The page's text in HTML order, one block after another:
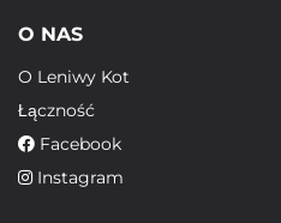
O NAS
O Leniwy Kot
Łączność
Facebook
Instagram